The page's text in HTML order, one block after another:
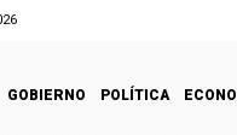
GOBIERNO POLÍTICA